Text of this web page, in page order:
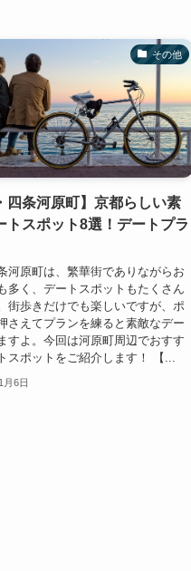
その他
四条河原町】京都らしい素
トスポット8選！デートプラ
河原町は、繁華街でありながらお
多く、デートスポットもたくさん
街歩きだけでも楽しいですが、ポ
さえてプランを練ると素敵なデー
すよ。今回は河原町周辺でおすす
スポットをご紹介します！ 【...
月6日